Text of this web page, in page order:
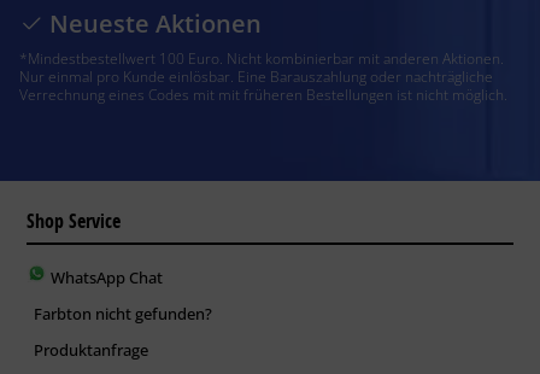
Neueste Aktionen
*Mindestbestellwert 100 Euro. Nicht kombinierbar mit anderen Aktionen.
Nur einmal pro Kunde einlösbar. Eine Barauszahlung oder nachträgliche
Verrechnung eines Codes mit mit früheren Bestellungen ist nicht möglich.
Shop Service
WhatsApp Chat
Farbton nicht gefunden?
Produktanfrage